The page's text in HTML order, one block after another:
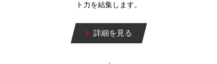
ト力を結集します。
詳細を見る